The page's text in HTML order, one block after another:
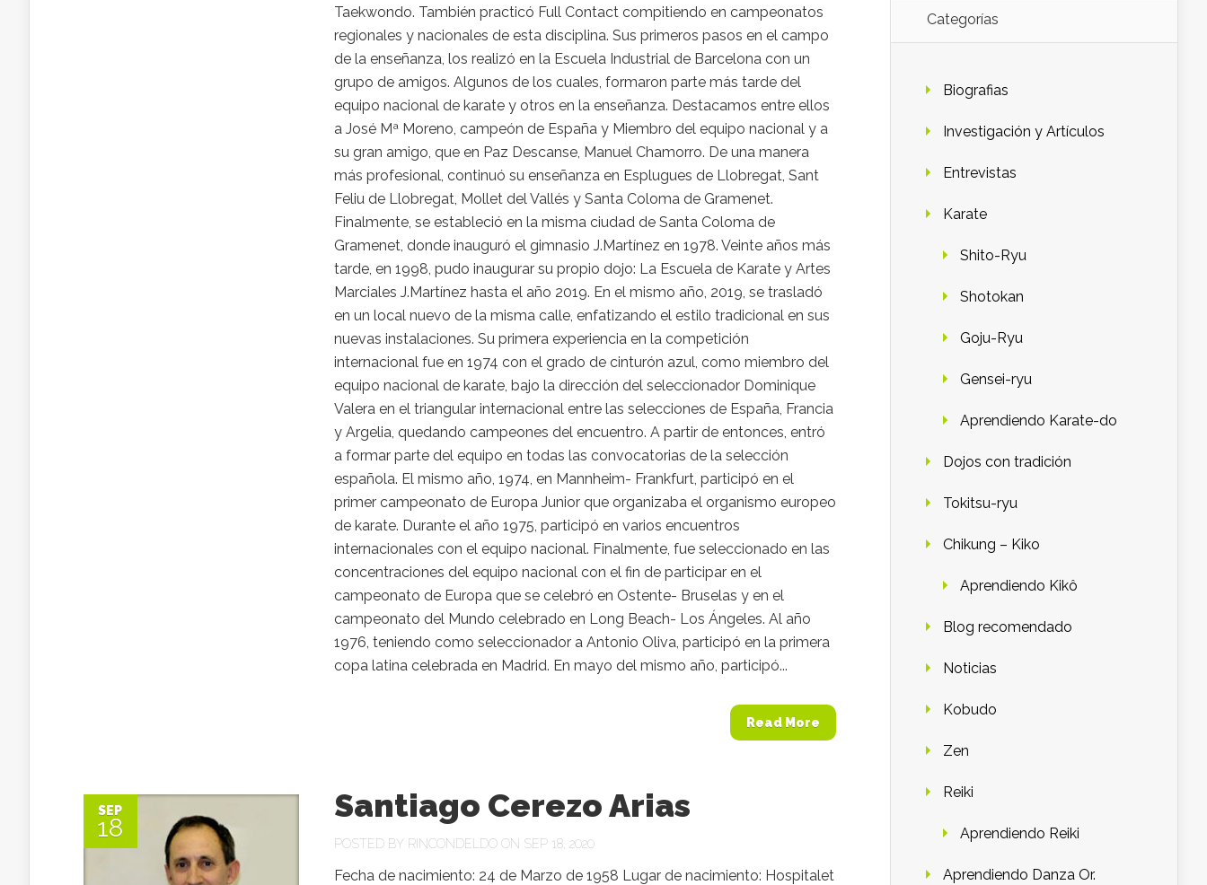
Taekwondo. También practicó Full Contact compitiendo en campeonatos
regionales y nacionales de esta disciplina. Sus primeros pasos en el campo
de la enseñanza, los realizó en la Escuela Industrial de Barcelona con un
grupo de amigos. Algunos de los cuales, formaron parte más tarde del
equipo nacional de karate y otros en la enseñanza. Destacamos entre ellos
a José Mª Moreno, campeón de España y Miembro del equipo nacional y a
su gran amigo, que en Paz Descanse, Manuel Chamorro. De una manera
más profesional, continuó su enseñanza en Esplugues de Llobregat, Sant
Feliu de Llobregat, Mollet del Vallés y Santa Coloma de Gramenet.
Finalmente, se estableció en la misma ciudad de Santa Coloma de
Gramenet, donde inauguró el gimnasio J.Martínez en 1978. Veinte años más
tarde, en 1998, pudo inaugurar su propio dojo: La Escuela de Karate y Artes
Marciales J.Martínez hasta el año 2019. En el mismo año, 2019, se trasladó
en un local nuevo de la misma calle, enfatizando el estilo tradicional en sus
nuevas instalaciones. Su primera experiencia en la competición
internacional fue en 1974 con el grado de cinturón azul, como miembro del
equipo nacional de karate, bajo la dirección del seleccionador Dominique
Valera en el triangular internacional entre las selecciones de España, Francia
y Argelia, quedando campeones del encuentro. A partir de entonces, entró
a formar parte del equipo en todas las convocatorias de la selección
española. El mismo año, 1974, en Mannheim- Frankfurt, participó en el
primer campeonato de Europa Junior que organizaba el organismo europeo
de karate. Durante el año 1975, participó en varios encuentros
internacionales con el equipo nacional. Finalmente, fue seleccionado en las
concentraciones del equipo nacional con el fin de participar en el
campeonato de Europa que se celebró en Ostente- Bruselas y en el
campeonato del Mundo celebrado en Long Beach- Los Ángeles. Al año
1976, teniendo como seleccionador a Antonio Oliva, participó en la primera
copa latina celebrada en Madrid. En mayo del mismo año, participó...
Read More
SEP
18
Santiago Cerezo Arias
POSTED BY RINCONDELDO ON SEP 18, 2020
Fecha de nacimiento: 24 de Marzo de 1958 Lugar de nacimiento: Hospitalet
Categorías
Biografias
Investigación y Artículos
Entrevistas
Karate
Shito-Ryu
Shotokan
Goju-Ryu
Gensei-ryu
Aprendiendo Karate-do
Dojos con tradición
Tokitsu-ryu
Chikung – Kiko
Aprendiendo Kikô
Blog recomendado
Noticias
Kobudo
Zen
Reiki
Aprendiendo Reiki
Aprendiendo Danza Or.